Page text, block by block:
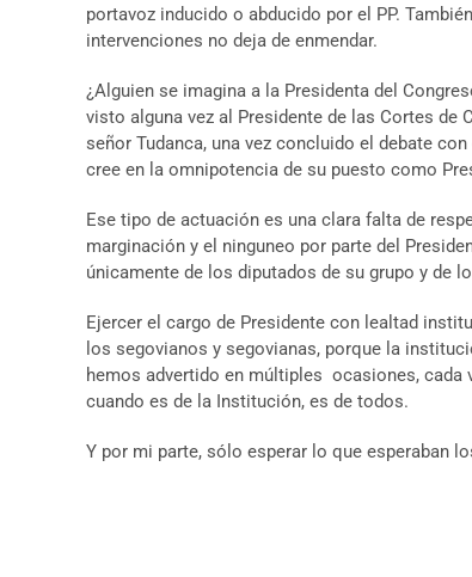
portavoz inducido o abducido por el PP.
intervenciones no deja de enmendar.
¿Alguien se imagina a la Presidenta del
visto alguna vez al Presidente de las Cortes
señor Tudanca, una vez concluido el debate
cree en la omnipotencia de su puesto como
Ese tipo de actuación es una clara falta de
marginación y el ninguneo por parte del
únicamente de los diputados de su grupo y de
Ejercer el cargo de Presidente con lealtad
los segovianos y segovianas, porque la
hemos advertido en múltiples ocasiones, cada
cuando es de la Institución, es de todos.
Y por mi parte, sólo esperar lo que esperaban